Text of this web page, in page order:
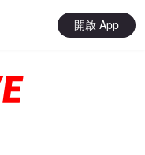
開啟 App